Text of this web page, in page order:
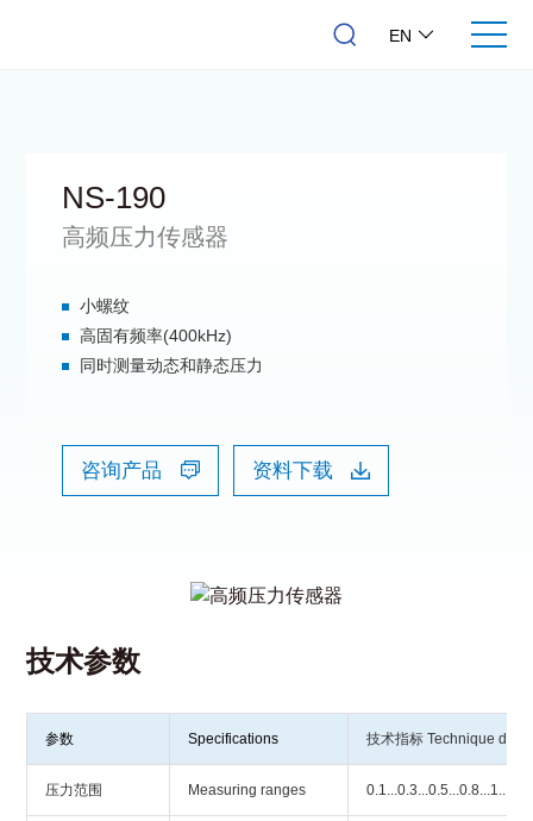
EN
NS-190
高频压力传感器
小螺纹
高固有频率(400kHz)
同时测量动态和静态压力
咨询产品 资料下载
技术参数
参数 Specifications 技术指标 Technique data
压力范围 Measuring ranges